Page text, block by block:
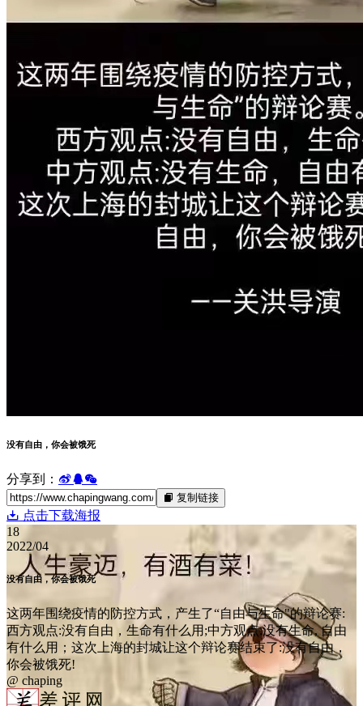
没有自由，你会被饿死
分享到：
复制链接
点击下载海报
18
2022/04
没有自由，你会被饿死
这两年围绕疫情的防控方式，产生了“自由与生命"的辩论赛:
西方观点:没有自由，生命有什么用;中方观点:没有生命, 自由
有什么用；这次上海的封城让这个辩论赛结束了:没有自由，
你会被饿死!
@ chaping